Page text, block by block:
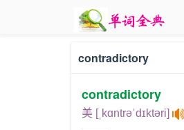
contradictory
contradictory
美 [ˌkɑntrəˈdɪktəri]